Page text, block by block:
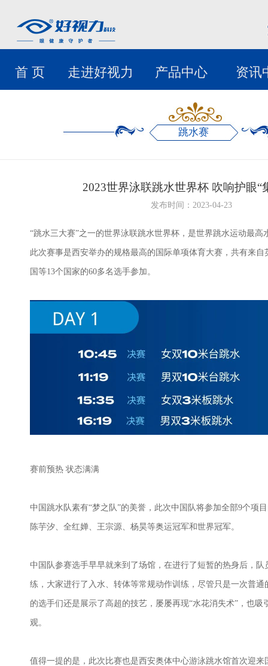
首 页 走进好视力 产品中心 资讯
跳水赛
2023世界泳联跳水世界杯 吹响护眼“
发布时间：2023-04-23
“跳水三大赛”之一的世界泳联跳水世界杯，是世界跳水运动最高
此次赛事是西安举办的规格最高的国际单项体育大赛，共有来自
国等13个国家的60多名选手参加。
赛前预热 状态满满
中国跳水队素有“梦之队”的美誉，此次中国队将参加全部9个项
陈芋汐、全红婵、王宗源、杨昊等奥运冠军和世界冠军。
中国队参赛选手早早就来到了场馆，在进行了短暂的热身后，队
练，大家进行了入水、转体等常规动作训练，尽管只是一次普通
的选手们还是展示了高超的技艺，屡屡再现“水花消失术”，也吸
观。
值得一提的是，此次比赛也是西安奥体中心游泳跳水馆首次迎来